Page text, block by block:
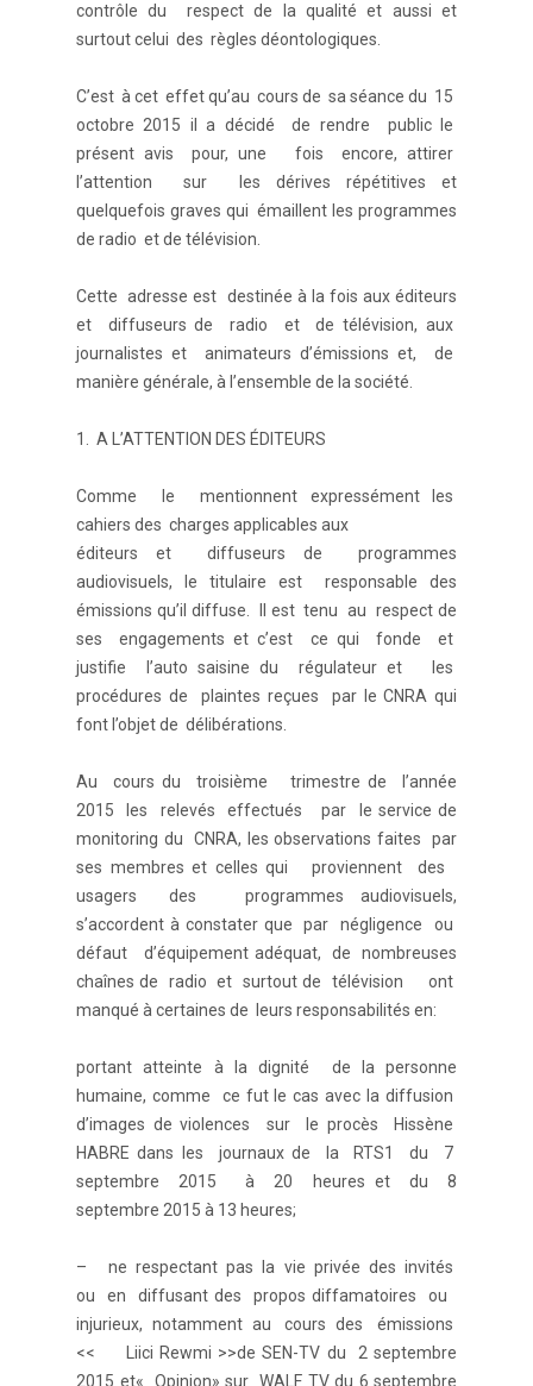
contrôle du respect de la qualité et aussi et
surtout celui des règles déontologiques.
C’est à cet effet qu’au cours de sa séance du 15
octobre 2015 il a décidé de rendre public le
présent avis pour, une fois encore, attirer
l’attention sur les dérives répétitives et
quelquefois graves qui émaillent les programmes
de radio et de télévision.
Cette adresse est destinée à la fois aux éditeurs
et diffuseurs de radio et de télévision, aux
journalistes et animateurs d’émissions et, de
manière générale, à l’ensemble de la société.
1. A L’ATTENTION DES ÉDITEURS
Comme le mentionnent expressément les
cahiers des charges applicables aux
éditeurs et diffuseurs de programmes
audiovisuels, le titulaire est responsable des
émissions qu’il diffuse. Il est tenu au respect de
ses engagements et c’est ce qui fonde et
justifie l’auto saisine du régulateur et les
procédures de plaintes reçues par le CNRA qui
font l’objet de délibérations.
Au cours du troisième trimestre de l’année
2015 les relevés effectués par le service de
monitoring du CNRA, les observations faites par
ses membres et celles qui proviennent des
usagers des programmes audiovisuels,
s’accordent à constater que par négligence ou
défaut d’équipement adéquat, de nombreuses
chaînes de radio et surtout de télévision ont
manqué à certaines de leurs responsabilités en:
portant atteinte à la dignité de la personne
humaine, comme ce fut le cas avec la diffusion
d’images de violences sur le procès Hissène
HABRE dans les journaux de la RTS1 du 7
septembre 2015 à 20 heures et du 8
septembre 2015 à 13 heures;
– ne respectant pas la vie privée des invités
ou en diffusant des propos diffamatoires ou
injurieux, notamment au cours des émissions
<< Liici Rewmi >>de SEN-TV du 2 septembre
2015 et« Opinion» sur WALF TV du 6 septembre